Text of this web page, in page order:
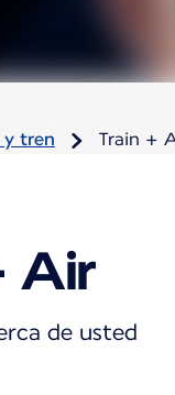
y tren Train +
Air
de usted